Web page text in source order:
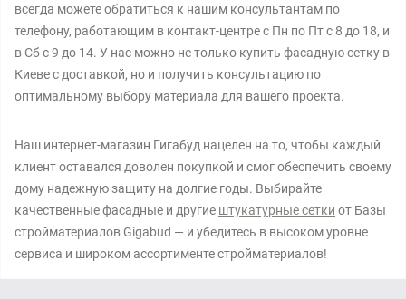
всегда можете обратиться к нашим консультантам по
телефону, работающим в контакт-центре с Пн по Пт с 8 до 18, и
в Сб с 9 до 14. У нас можно не только купить фасадную сетку в
Киеве с доставкой, но и получить консультацию по
оптимальному выбору материала для вашего проекта.
Наш интернет-магазин Гигабуд нацелен на то, чтобы каждый
клиент оставался доволен покупкой и смог обеспечить своему
дому надежную защиту на долгие годы. Выбирайте
качественные фасадные и другие штукатурные сетки от Базы
стройматериалов Gigabud — и убедитесь в высоком уровне
сервиса и широком ассортименте стройматериалов!